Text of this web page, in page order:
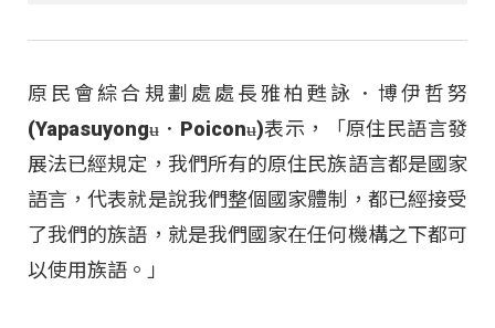
原民會綜合規劃處處長雅柏甦詠．博伊哲努
(Yapasuyongʉ．Poiconʉ)表示，「原住民語言發
展法已經規定，我們所有的原住民族語言都是國家
語言，代表就是說我們整個國家體制，都已經接受
了我們的族語，就是我們國家在任何機構之下都可
以使用族語。」